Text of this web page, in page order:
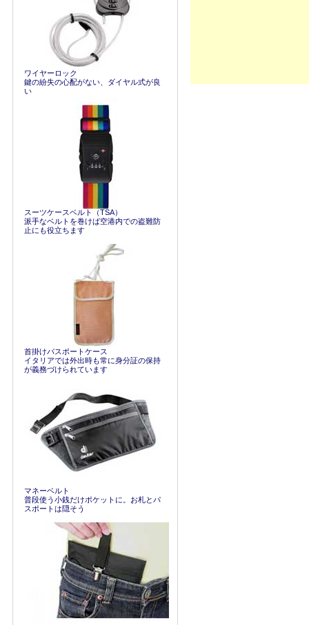
ワイヤーロック
鍵の紛失の心配がない、ダイヤル式が良
い
スーツケースベルト（TSA）
派手なベルトを巻けば空港内での盗難防
止にも役立ちます
首掛けパスポートケース
イタリアでは外出時も常に身分証の保持
が義務づけられています
マネーベルト
普段使う小銭だけポケットに。お札とパ
スポートは隠そう